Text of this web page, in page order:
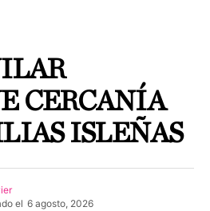
CERCANÍA
ISLEÑAS
el 6 agosto, 2026